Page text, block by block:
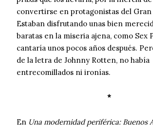
convertirse en protagonistas del Gran
Estaban disfrutando unas bien
baratas en la miseria ajena, como Sex
cantaría unos pocos años después.
de la letra de Johnny Rotten, no había
entrecomillados ni ironías.
*
En Una modernidad periférica: Buenos